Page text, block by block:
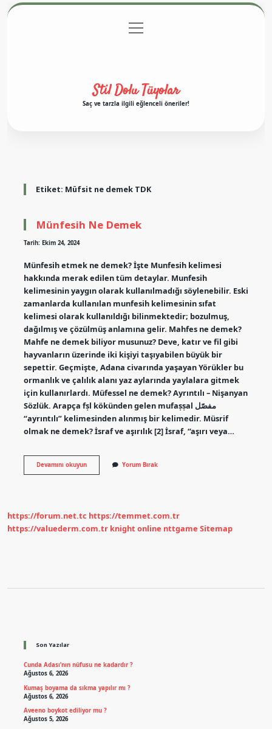
Gizlilik Politikası
menüyü
aç
Stil Dolu Tüyolar
Saç ve tarzla ilgili eğlenceli öneriler!
Etiket: Müfsit ne demek TDK
Münfesih Ne Demek
Tarih: Ekim 24, 2024
Münfesih etmek ne demek? İşte Munfesih kelimesi
hakkında merak edilen tüm detaylar. Munfesih
kelimesinin yaygın olarak kullanılmadığı söylenebilir. Eski
zamanlarda kullanılan munfesih kelimesinin sıfat
kelimesi olarak kullanıldığı bilinmektedir; bozulmuş,
dağılmış ve çözülmüş anlamına gelir. Mahfes ne demek?
Mahfe ne demek biliyor musunuz? Deve, katır ve fil gibi
hayvanların üzerinde iki kişiyi taşıyabilen büyük bir
sepettir. Geçmişte, Adana civarında yaşayan Yörükler bu
ormanlık ve çalılık alanı yaz aylarında yaylalara gitmek
için kullanırlardı. Müfessel ne demek? Ayrıntılı – Nişanyan
Sözlük. Arapça fṣl kökünden gelen mufaṣṣal مفصّل
“ayrıntılı” kelimesinden alınmış bir kelimedir. Müsrif
olmak ne demek? İsraf ve aşırılık [2] İsraf, “aşırı veya…
Devamını okuyunMünfesih
Ne
Yorum Bırak
https://forum.net.tc https://temmet.com.tr
https://valuederm.com.tr knight online nttgame Sitemap
Son Yazılar
Cunda Adası’nın nüfusu ne kadardır ?
Ağustos 6, 2026
Kumaş boyama da sıkma yapılır mı ?
Ağustos 6, 2026
Aveeno boykot ediliyor mu ?
Ağustos 5, 2026